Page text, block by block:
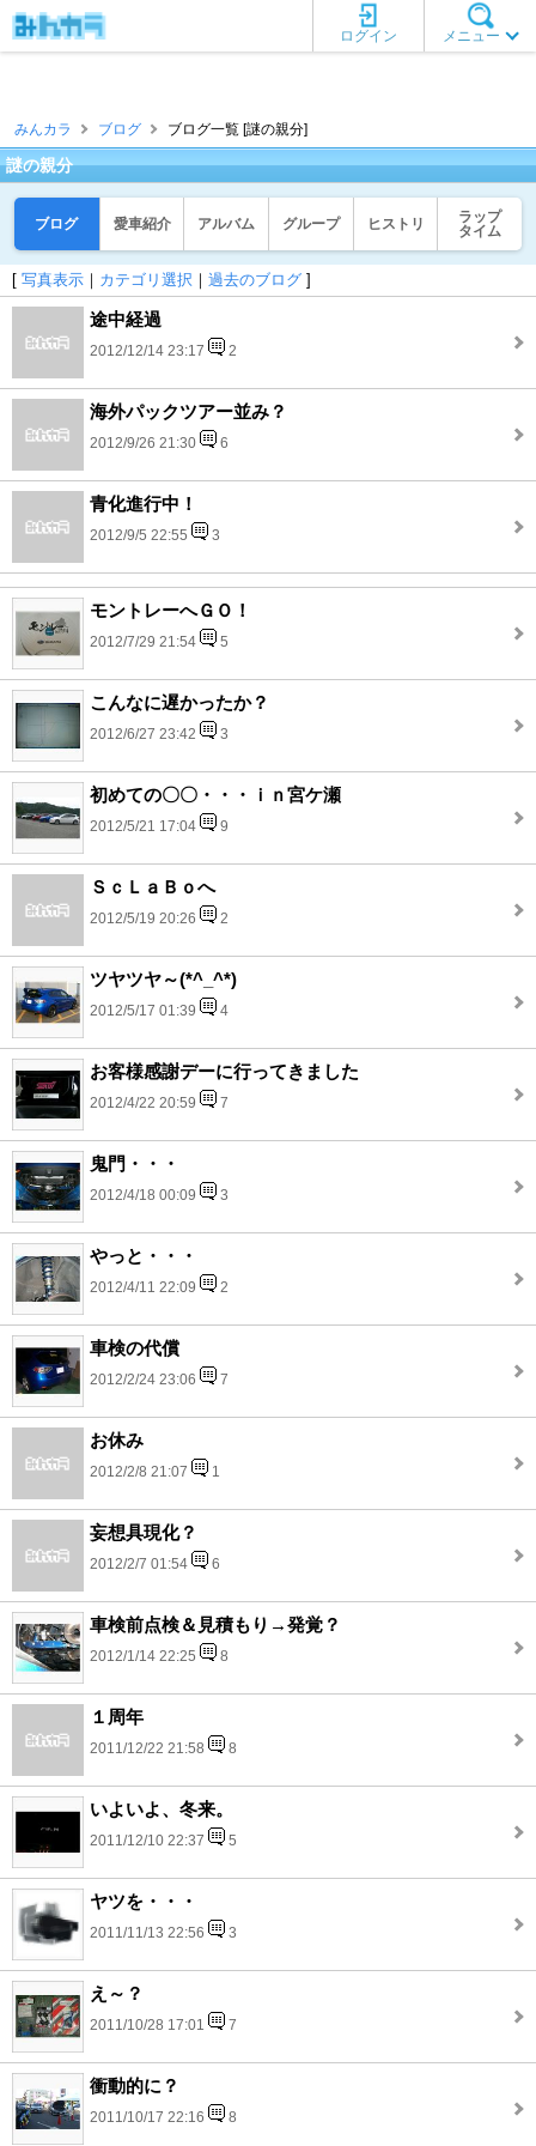
メニュー
ログイン
みんカラ ブログ ブログ一覧 [謎の親分]
謎の親分
ブログ 愛車紹介 アルバム グループ ヒストリ
ラップ
タイム
[ 写真表示 ｜ カテゴリ選択 ｜ 過去のブログ ]
途中経過
2012/12/14 23:17 2
海外パックツアー並み？
2012/9/26 21:30 6
青化進行中！
2012/9/5 22:55 3
モントレーへＧＯ！
2012/7/29 21:54 5
こんなに遅かったか？
2012/6/27 23:42 3
初めての〇〇・・・ｉｎ宮ケ瀬
2012/5/21 17:04 9
ＳｃＬａＢｏへ
2012/5/19 20:26 2
ツヤツヤ～(*^_^*)
2012/5/17 01:39 4
お客様感謝デーに行ってきました
2012/4/22 20:59 7
鬼門・・・
2012/4/18 00:09 3
やっと・・・
2012/4/11 22:09 2
車検の代償
2012/2/24 23:06 7
お休み
2012/2/8 21:07 1
妄想具現化？
2012/2/7 01:54 6
車検前点検＆見積もり→発覚？
2012/1/14 22:25 8
１周年
2011/12/22 21:58 8
いよいよ、冬来。
2011/12/10 22:37 5
ヤツを・・・
2011/11/13 22:56 3
え～？
2011/10/28 17:01 7
衝動的に？
2011/10/17 22:16 8